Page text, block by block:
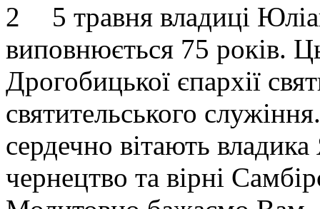
5 травня владиці
виповнюється 75 років.
Дрогобицької єпархії
святительського
сердечно вітають
чернецтво та вірні